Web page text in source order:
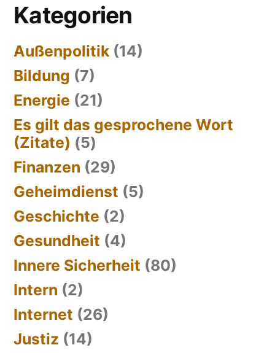
Kategorien
Außenpolitik (14)
Bildung (7)
Energie (21)
Es gilt das gesprochene Wort
(Zitate) (5)
Finanzen (29)
Geheimdienst (5)
Geschichte (2)
Gesundheit (4)
Innere Sicherheit (80)
Intern (2)
Internet (26)
Justiz (14)